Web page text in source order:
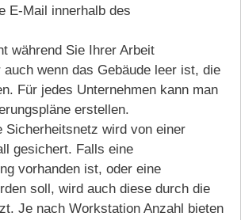
E-Mail innerhalb des
während Sie Ihrer Arbeit
auch wenn das Gebäude leer ist, die
Für jedes Unternehmen kann man
erstellen.
Sicherheitsnetz wird von einer
gesichert. Falls eine
vorhanden ist, oder eine
soll, wird auch diese durch die
Je nach Workstation Anzahl bieten